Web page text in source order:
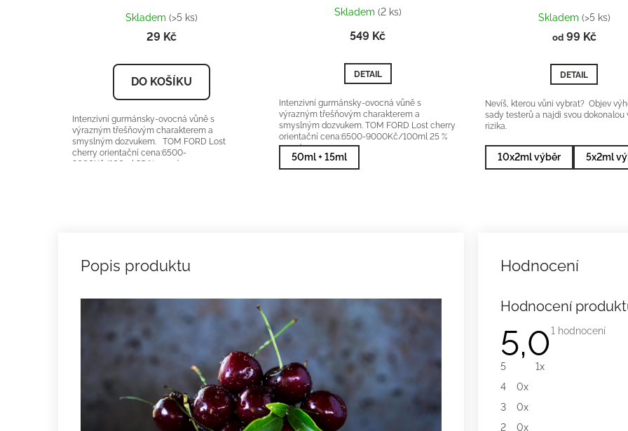
hodnocení
je
5
hvězdiček.
Skladem (>5 ks)
29 Kč
DO KOŠÍKU
Intenzivní gurmánsky-ovocná vůně s
výrazným třešňovým charakterem a
smyslným dozvukem. TOM FORD Lost
cherry orientační cena:6500-
9000Kč/100ml 25 % vonné...
Skladem (2 ks)
549 Kč
DETAIL
Intenzivní gurmánsky-ovocná vůně s
výrazným třešňovým charakterem a
smyslným dozvukem. TOM FORD Lost cherry
orientační cena:6500-9000Kč/100ml 25 %
vonné esence
50ml + 15ml
hodnocení
je
z
5
Skladem (>5 ks)
od99 Kč
DETAIL
Nevíš, kterou vůni vybrat? Objev
sady testerů a najdi svou dokonalou
rizika.
10x2ml výběr 5x2ml
Hodnocení
5,0Průměrné
1 hodnocení
5
1x
4
0x
3
0x
2
0x